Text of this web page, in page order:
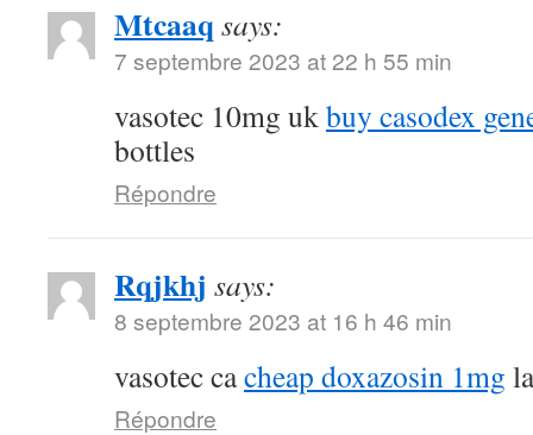
Mtcaaq says:
7 septembre 2023 at 22 h 55 min
vasotec 10mg ukbuy casodex
bottles
Répondre
Rqjkhj says:
8 septembre 2023 at 16 h 46 min
vasotec cacheap doxazosin 1mg
Répondre